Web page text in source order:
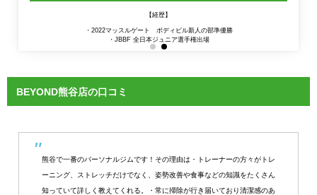
【経歴】
・2022マッスルゲート ボディビル新人の部準優勝
・JBBF 全日本ジュニア選手権出場
BEYOND熊谷店の口コミ
熊谷で一番のパーソナルジムです！その理由は・トレーナーの方々がトレ
ーニング、ストレッチだけでなく、姿勢改善や食事などの知識をたくさん
知っていて詳しく教えてくれる。・常に掃除が行き届いており清潔感のあ